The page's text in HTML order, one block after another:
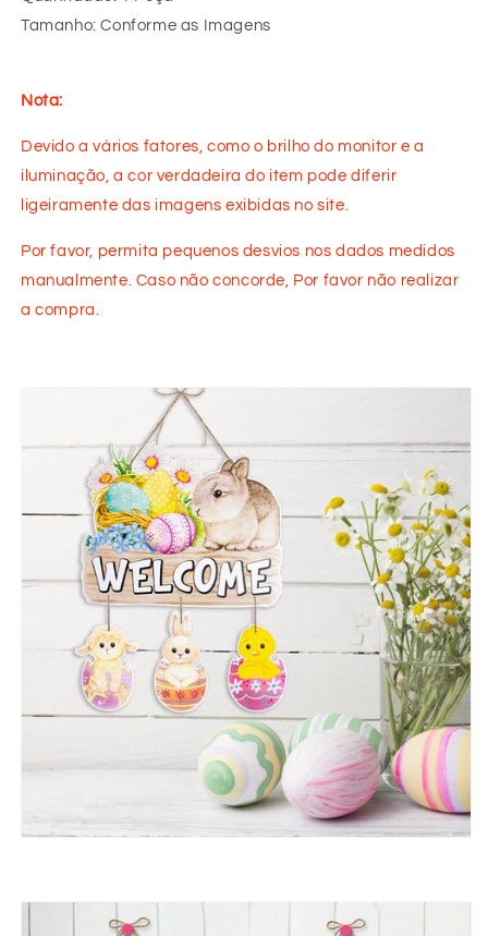
Tamanho: Conforme as Imagens
Nota:
Devido a vários fatores, como o brilho do monitor e a
iluminação, a cor verdadeira do item pode diferir
ligeiramente das imagens exibidas no site.
Por favor, permita pequenos desvios nos dados medidos
manualmente. Caso não concorde, Por favor não realizar
a compra.